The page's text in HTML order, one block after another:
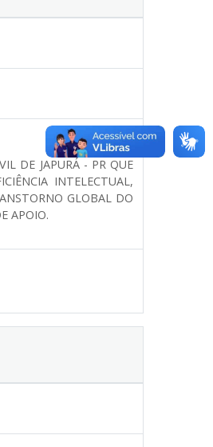
DE JAPURÁ - PR QUE
INTELECTUAL,
GLOBAL DO
APOIO.